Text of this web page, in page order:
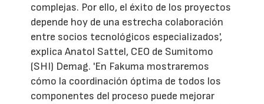
complejas. Por ello, el éxito de los proyectos
depende hoy de una estrecha colaboración
entre socios tecnológicos especializados',
explica Anatol Sattel, CEO de Sumitomo
(SHI) Demag. 'En Fakuma mostraremos
cómo la coordinación óptima de todos los
componentes del proceso puede mejorar